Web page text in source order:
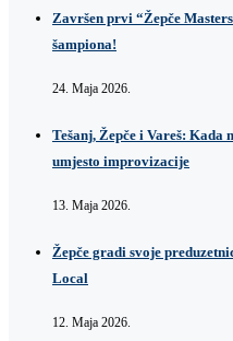
Završen prvi “Žepče
šampiona!
24. Maja 2026.
Tešanj, Žepče i Vareš:
umjesto improvizacije
13. Maja 2026.
Žepče gradi svoje
Local
12. Maja 2026.